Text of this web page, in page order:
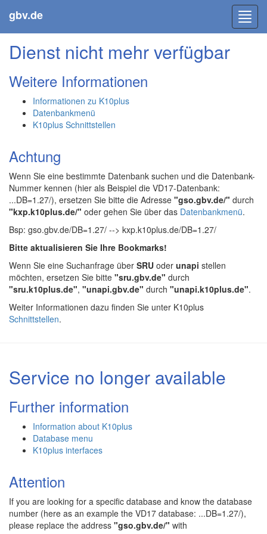
gbv.de
Dienst nicht mehr verfügbar
Weitere Informationen
Informationen zu K10plus
Datenbankmenü
K10plus Schnittstellen
Achtung
Wenn Sie eine bestimmte Datenbank suchen und die Datenbank-
Nummer kennen (hier als Beispiel die VD17-Datenbank:
...DB=1.27/), ersetzen Sie bitte die Adresse "gso.gbv.de/" durch
"kxp.k10plus.de/" oder gehen Sie über das Datenbankmenü.
Bsp: gso.gbv.de/DB=1.27/ --> kxp.k10plus.de/DB=1.27/
Bitte aktualisieren Sie Ihre Bookmarks!
Wenn Sie eine Suchanfrage über SRU oder unapi stellen
möchten, ersetzen Sie bitte "sru.gbv.de" durch
"sru.k10plus.de", "unapi.gbv.de" durch "unapi.k10plus.de".
Weiter Informationen dazu finden Sie unter K10plus
Schnittstellen.
Service no longer available
Further information
Information about K10plus
Database menu
K10plus interfaces
Attention
If you are looking for a specific database and know the database
number (here as an example the VD17 database: ...DB=1.27/),
please replace the address "gso.gbv.de/" with